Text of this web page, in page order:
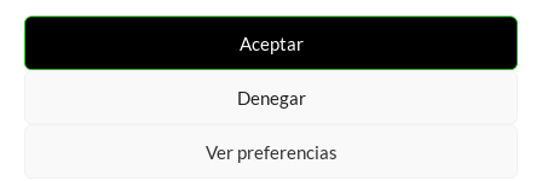
Aceptar
Denegar
Ver preferencias
Entradas Relacionadas
¡Estrenamos blog en Astarté,
aplicaciones para el Terminal Punto